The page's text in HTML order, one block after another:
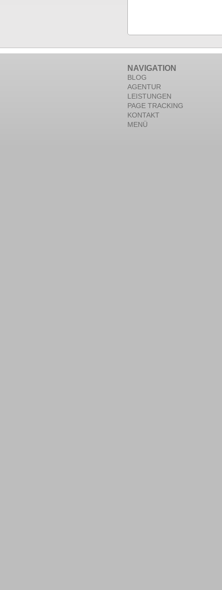
NAVIGATION
BLOG
AGENTUR
LEISTUNGEN
PAGE TRACKING
KONTAKT
MENÜ